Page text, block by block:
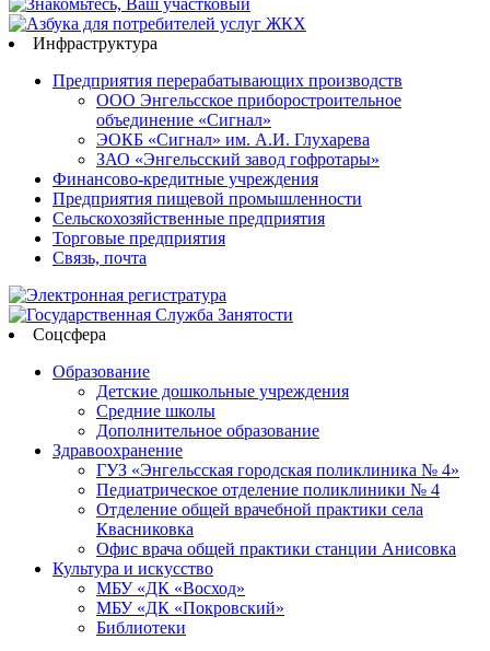
Инфраструктура
Предприятия перерабатывающих производств
ООО Энгельсское приборостроительное
объединение «Сигнал»
ЭОКБ «Сигнал» им. А.И. Глухарева
ЗАО «Энгельсский завод гофротары»
Финансово-кредитные учреждения
Предприятия пищевой промышленности
Сельскохозяйственные предприятия
Торговые предприятия
Связь, почта
Соцсфера
Образование
Детские дошкольные учреждения
Средние школы
Дополнительное образование
Здравоохранение
ГУЗ «Энгельсская городская поликлиника № 4»
Педиатрическое отделение поликлиники № 4
Отделение общей врачебной практики села
Квасниковка
Офис врача общей практики станции Анисовка
Культура и искусство
МБУ «ДК «Восход»
МБУ «ДК «Покровский»
Библиотеки